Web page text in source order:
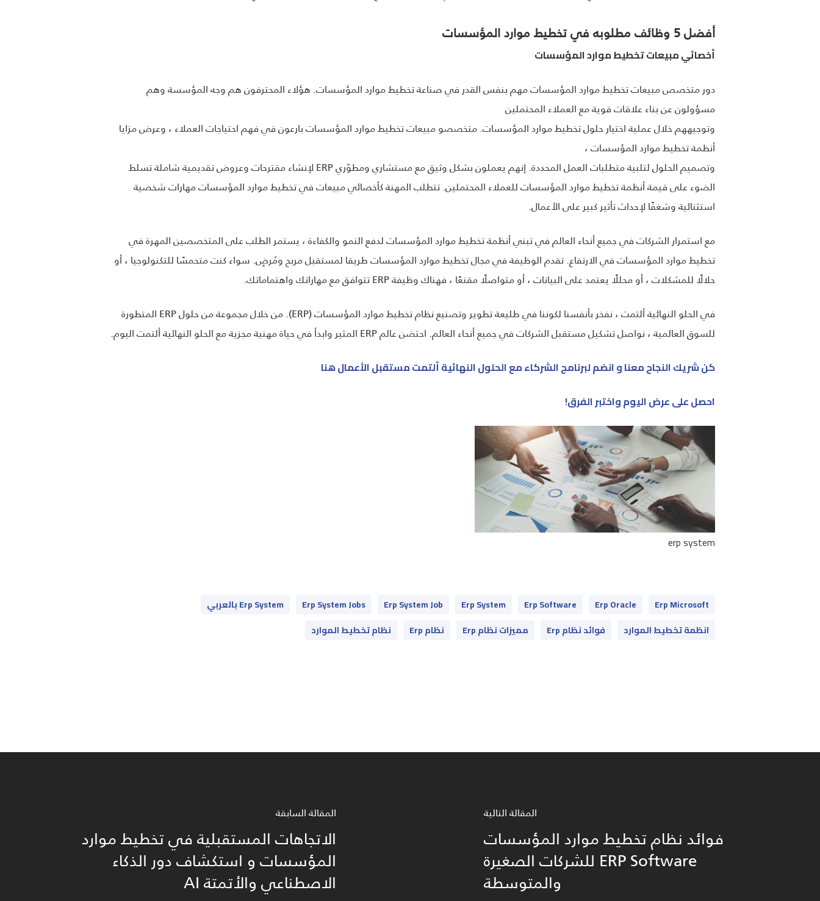
أفضل 5 وظائف مطلوبه في تخطيط موارد المؤسسات
أخصائي مبيعات تخطيط موارد المؤسسات
دور متخصص مبيعات تخطيط موارد المؤسسات مهم بنفس القدر في صناعة تخطيط موارد المؤسسات. هؤلاء المحترفون هم وجه المؤسسة وهم
مسؤولون عن بناء علاقات قوية مع العملاء المحتملين
وتوجيههم خلال عملية اختيار حلول تخطيط موارد المؤسسات. متخصصو مبيعات تخطيط موارد المؤسسات بارعون في فهم احتياجات العملاء ، وعرض مزايا
أنظمة تخطيط موارد المؤسسات ،
وتصميم الحلول لتلبية متطلبات العمل المحددة. إنهم يعملون بشكل وثيق مع مستشاري ومطوّري ERP لإنشاء مقترحات وعروض تقديمية شاملة تسلط
الضوء على قيمة أنظمة تخطيط موارد المؤسسات للعملاء المحتملين. تتطلب المهنة كأخصائي مبيعات في تخطيط موارد المؤسسات مهارات شخصية
استثنائية وشغفًا لإحداث تأثير كبير على الأعمال.
مع استمرار الشركات في جميع أنحاء العالم في تبني أنظمة تخطيط موارد المؤسسات لدفع النمو والكفاءة ، يستمر الطلب على المتخصصين المهرة في
تخطيط موارد المؤسسات في الارتفاع. تقدم الوظيفة في مجال تخطيط موارد المؤسسات طريقا لمستقبل مربح ومُرضٍ. سواء كنت متحمسًا للتكنولوجيا ، أو
حلالًا للمشكلات ، أو محللًا يعتمد على البيانات ، أو متواصلًا مقنعًا ، فهناك وظيفة ERP تتوافق مع مهاراتك واهتماماتك.
في الحلو النهائية ألتمت ، نفخر بأنفسنا لكوننا في طليعة تطوير وتصنيع نظام تخطيط موارد المؤسسات (ERP). من خلال مجموعة من حلول ERP المتطورة
للسوق العالمية ، نواصل تشكيل مستقبل الشركات في جميع أنحاء العالم. احتضن عالم ERP المثير وابدأ في حياة مهنية مجزية مع الحلو النهائية ألتمت اليوم.
كن شريك النجاح معنا و انضم لبرنامج الشركاء مع الحلول النهائية ألتمت مستقبل الأعمال هنا
احصل على عرض اليوم واختبر الفرق!
erp system
Erp Microsoft
Erp Oracle
Erp Software
Erp System
Erp System Job
Erp System Jobs
Erp System بالعربي
انظمة تخطيط الموارد
فوائد نظام Erp مميزات نظام Erp نظام Erp نظام تخطيط الموارد
المقالة السابقة
الاتجاهات المستقبلية في تخطيط موارد
المؤسسات و استكشاف دور الذكاء
الاصطناعي والأتمتة AI
المقالة التالية
فوائد نظام تخطيط موارد المؤسسات
ERP Software للشركات الصغيرة
والمتوسطة